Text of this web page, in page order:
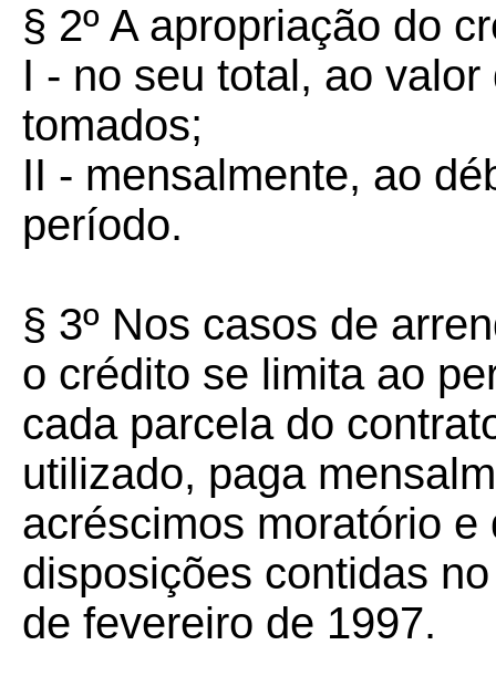
§ 2º A apropriação do
I - no seu total, ao
tomados;
II - mensalmente, ao
período.
§ 3º Nos casos de
o crédito se limita ao
cada parcela do
utilizado, paga
acréscimos moratório
disposições contidas
de fevereiro de 1997.